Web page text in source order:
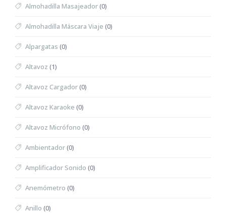
Almohadilla Masajeador(0)
Almohadilla Máscara Viaje (0)
Alpargatas (0)
Altavoz (1)
Altavoz Cargador(0)
Altavoz Karaoke (0)
Altavoz Micrófono (0)
Ambientador(0)
Amplificador Sonido (0)
Anemómetro (0)
Anillo (0)